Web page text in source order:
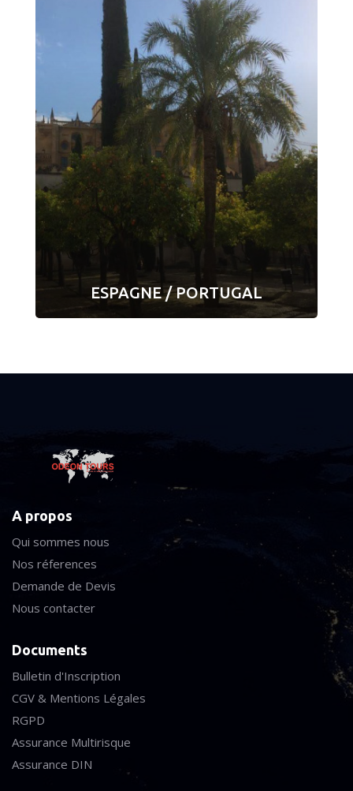
ESPAGNE / PORTUGAL
A propos
Qui sommes nous
Nos réferences
Demande de Devis
Nous contacter
Documents
Bulletin d'Inscription
CGV & Mentions Légales
RGPD
Assurance Multirisque
Assurance DIN